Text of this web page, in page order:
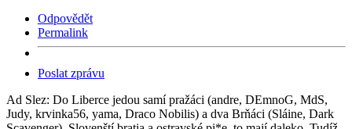
Odpovědět
Permalink
Poslat zprávu
Ad Slez: Do Liberce jedou samí pražáci (andre, DEmnoG, MdS,
Judy, krvinka56, yama, Draco Nobilis) a dva Brňáci (Sláine, Dark